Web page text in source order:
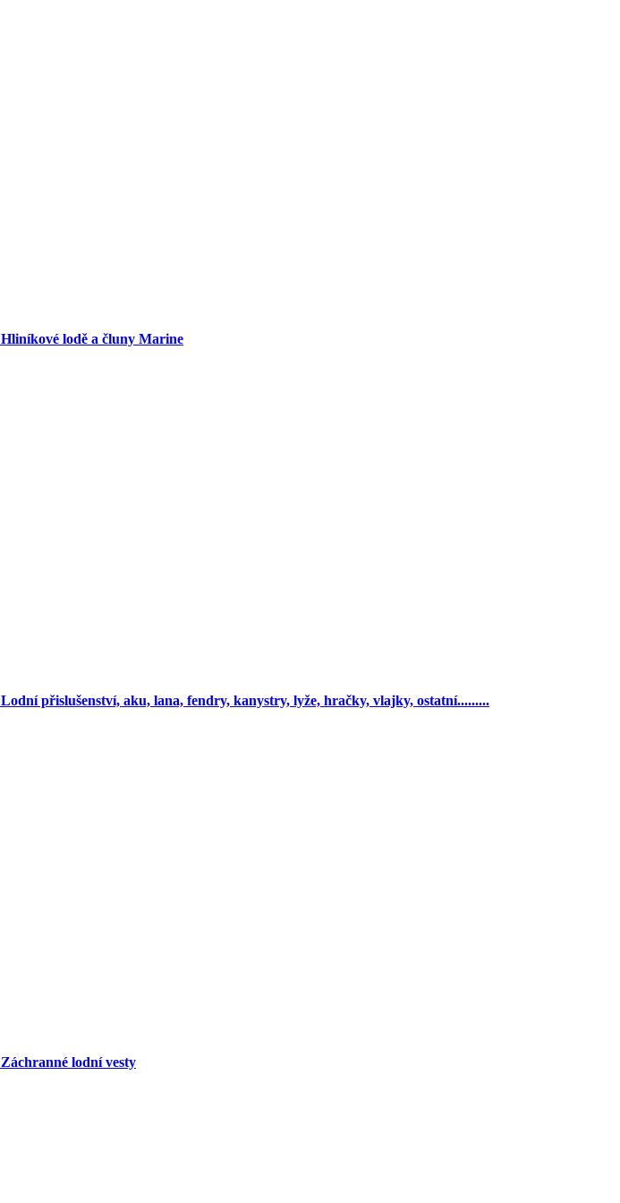
Hliníkové lodě a čluny Marine
Lodní přislušenství, aku, lana, fendry, kanystry, lyže, hračky, vlajky, ostatní.........
Záchranné lodní vesty